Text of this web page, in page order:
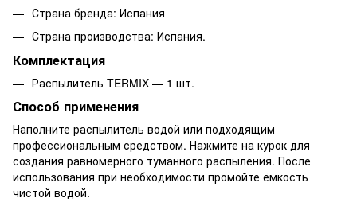
Страна бренда: Испания
Страна производства: Испания.
Комплектация
Распылитель TERMIX — 1 шт.
Способ применения
Наполните распылитель водой или подходящим
профессиональным средством. Нажмите на курок для
создания равномерного туманного распыления. После
использования при необходимости промойте ёмкость
чистой водой.